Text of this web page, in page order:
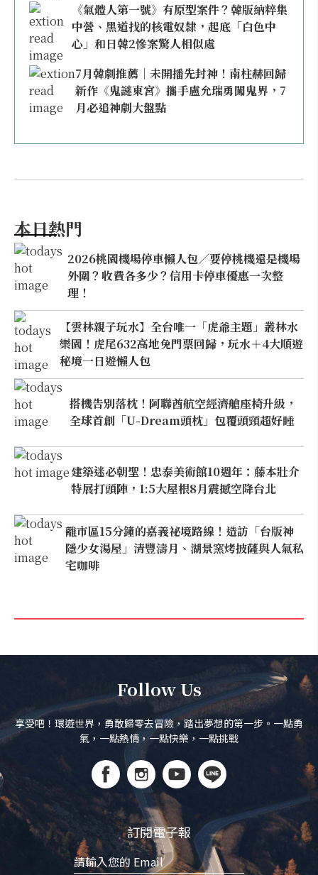
《氣體人第一號》有原型案件？韓版納粹集
中營、黑道找的核電奴隸，起底「白色中
心」和日韓2慘案驚人相似處
7月韓劇推薦｜未開播先封神！南柱赫回歸
新作《鬼謎東宮》攜手盧允瑞勇闖鬼界，7
月必追神劇大盤點
本日熱門
2026桃園機場停車懶人包／要停桃機還是機場
外圍？收費各多少？信用卡停車優惠一次整
理！
【雲林親子玩水】全台唯一「虎爺主題」叢林水
樂園！虎尾632高地免門票回歸，玩水＋4大順遊
秘境一日遊懶人包
搭機告別落枕！阿聯酋航空經濟艙座椅升級，
全球首創「U-Dream頭枕」包覆頭頸超好睡
建築迷必朝聖！忠泰美術館10週年：藤本壯介
特展打頭陣，1:5大屋根8月震撼空降台北
離市區15分鐘的嘉義祕境路線！造訪「台版神
隱少女湯屋」清豐濤月、湖景窯烤披薩與人氣私
宅咖啡
Follow Us
享受吧！環遊世界，勇敢歸零去冒險，踏出夢想的第一步。一點勇
氣，一點熱情，一點快樂，一點挑戰
訂閱電子報